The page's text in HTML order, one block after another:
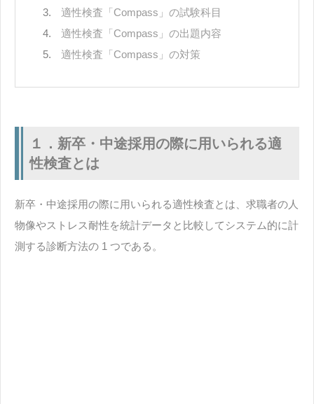
適性検査「Compass」の試験科目
適性検査「Compass」の出題内容
適性検査「Compass」の対策
１．新卒・中途採用の際に用いられる適
性検査とは
新卒・中途採用の際に用いられる適性検査とは、求職者の人
物像やストレス耐性を統計データと比較してシステム的に計
測する診断方法の 1 つである。